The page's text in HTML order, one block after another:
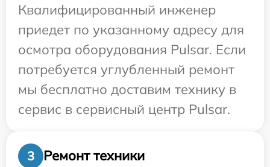
Квалифицированный инженер
приедет по указанному адресу для
осмотра оборудования Pulsar. Если
потребуется углубленный ремонт
мы бесплатно доставим технику в
сервис в сервисный центр Pulsar.
3
Ремонт техники